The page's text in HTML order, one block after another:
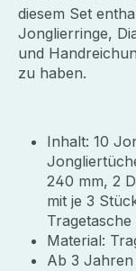
diesem Set
Jonglierringe,
und
zu haben.
Inhalt: 10
240 mm, 2
mit je 3
Tragetasche
Material:
Ab 3 Jahren